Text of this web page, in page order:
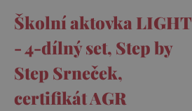
Školní aktovka LIGHT
- 4-dílný set, Step by
Step Srneček,
certifikát AGR